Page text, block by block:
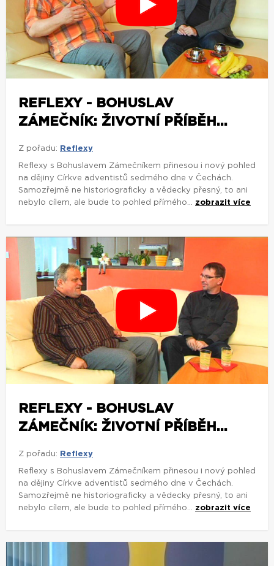
REFLEXY - BOHUSLAV
ZÁMEČNÍK: ŽIVOTNÍ PŘÍBĚH...
Z pořadu: Reflexy
Reflexy s Bohuslavem Zámečníkem přinesou i nový pohled
na dějiny Církve adventistů sedmého dne v Čechách.
Samozřejmě ne historiograficky a vědecky přesný, to ani
nebylo cílem, ale bude to pohled přímého... zobrazit více
REFLEXY - BOHUSLAV
ZÁMEČNÍK: ŽIVOTNÍ PŘÍBĚH...
Z pořadu: Reflexy
Reflexy s Bohuslavem Zámečníkem přinesou i nový pohled
na dějiny Církve adventistů sedmého dne v Čechách.
Samozřejmě ne historiograficky a vědecky přesný, to ani
nebylo cílem, ale bude to pohled přímého... zobrazit více